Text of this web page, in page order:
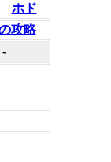
ホド
攻略
-